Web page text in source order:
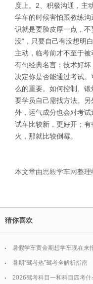
度上。2、积极沟通，主
学车的时候害怕跟教练
识就是要脸皮厚一点，不
没”，只要自己有没想明
主动，临考前才不至于
有句经典名言：技术好坏
决定你是否能通过考试
么的重要。如何控制、
要学员自己需找方法。
外，运气成分也会对考
试车比较新，更好开；
火，那就比较倒霉。
本文章由思毅学车网整理
猜你喜欢
暑假学车黄金期想学车现在来
暑期“驾考热”驾考全解析指南
2026驾考科目一和科目四考什